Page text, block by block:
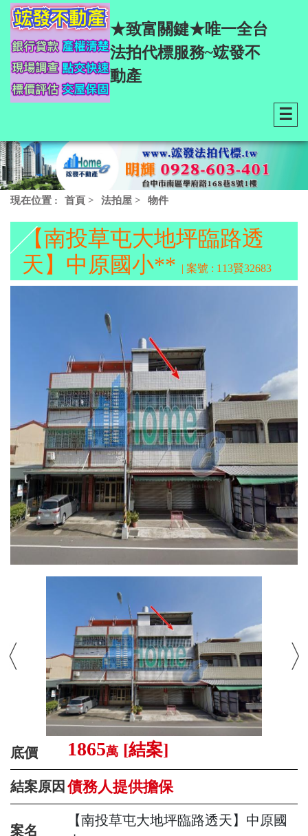
★致富關鍵★唯一全台
法拍代標服務~竤發不
動產
☰
現在位置 : 首頁 > 法拍屋 > 物件
【南投草屯大地坪臨路透
天】中原國小** | 案號 : 113賢32683
底價 1865萬 [結案]
結案原因 債務人提供擔保
案名
【南投草屯大地坪臨路透天】中原國